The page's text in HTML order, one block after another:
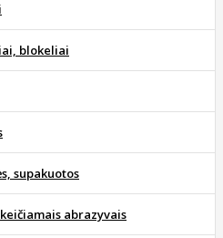
blokeliai
supakuotos
abrazyvais